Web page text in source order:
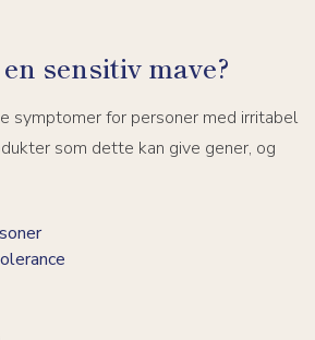
sensitiv mave?
symptomer for personer med irritabel
som dette kan give gener, og